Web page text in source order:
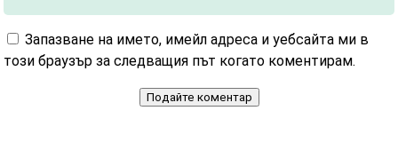
Запазване на името, имейл адреса и уебсайта ми в
този браузър за следващия път когато коментирам.
Подайте коментар